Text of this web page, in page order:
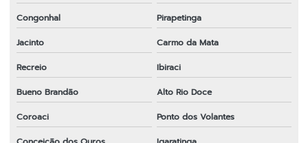
Congonhal
Pirapetinga
Jacinto
Carmo da Mata
Recreio
Ibiraci
Bueno Brandão
Alto Rio Doce
Coroaci
Ponto dos Volantes